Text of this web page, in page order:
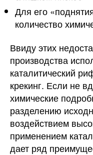
Для его
количество
Ввиду этих
производства
каталитический
крекинг. Если не
химические
разделению
воздействием
применением
дает ряд